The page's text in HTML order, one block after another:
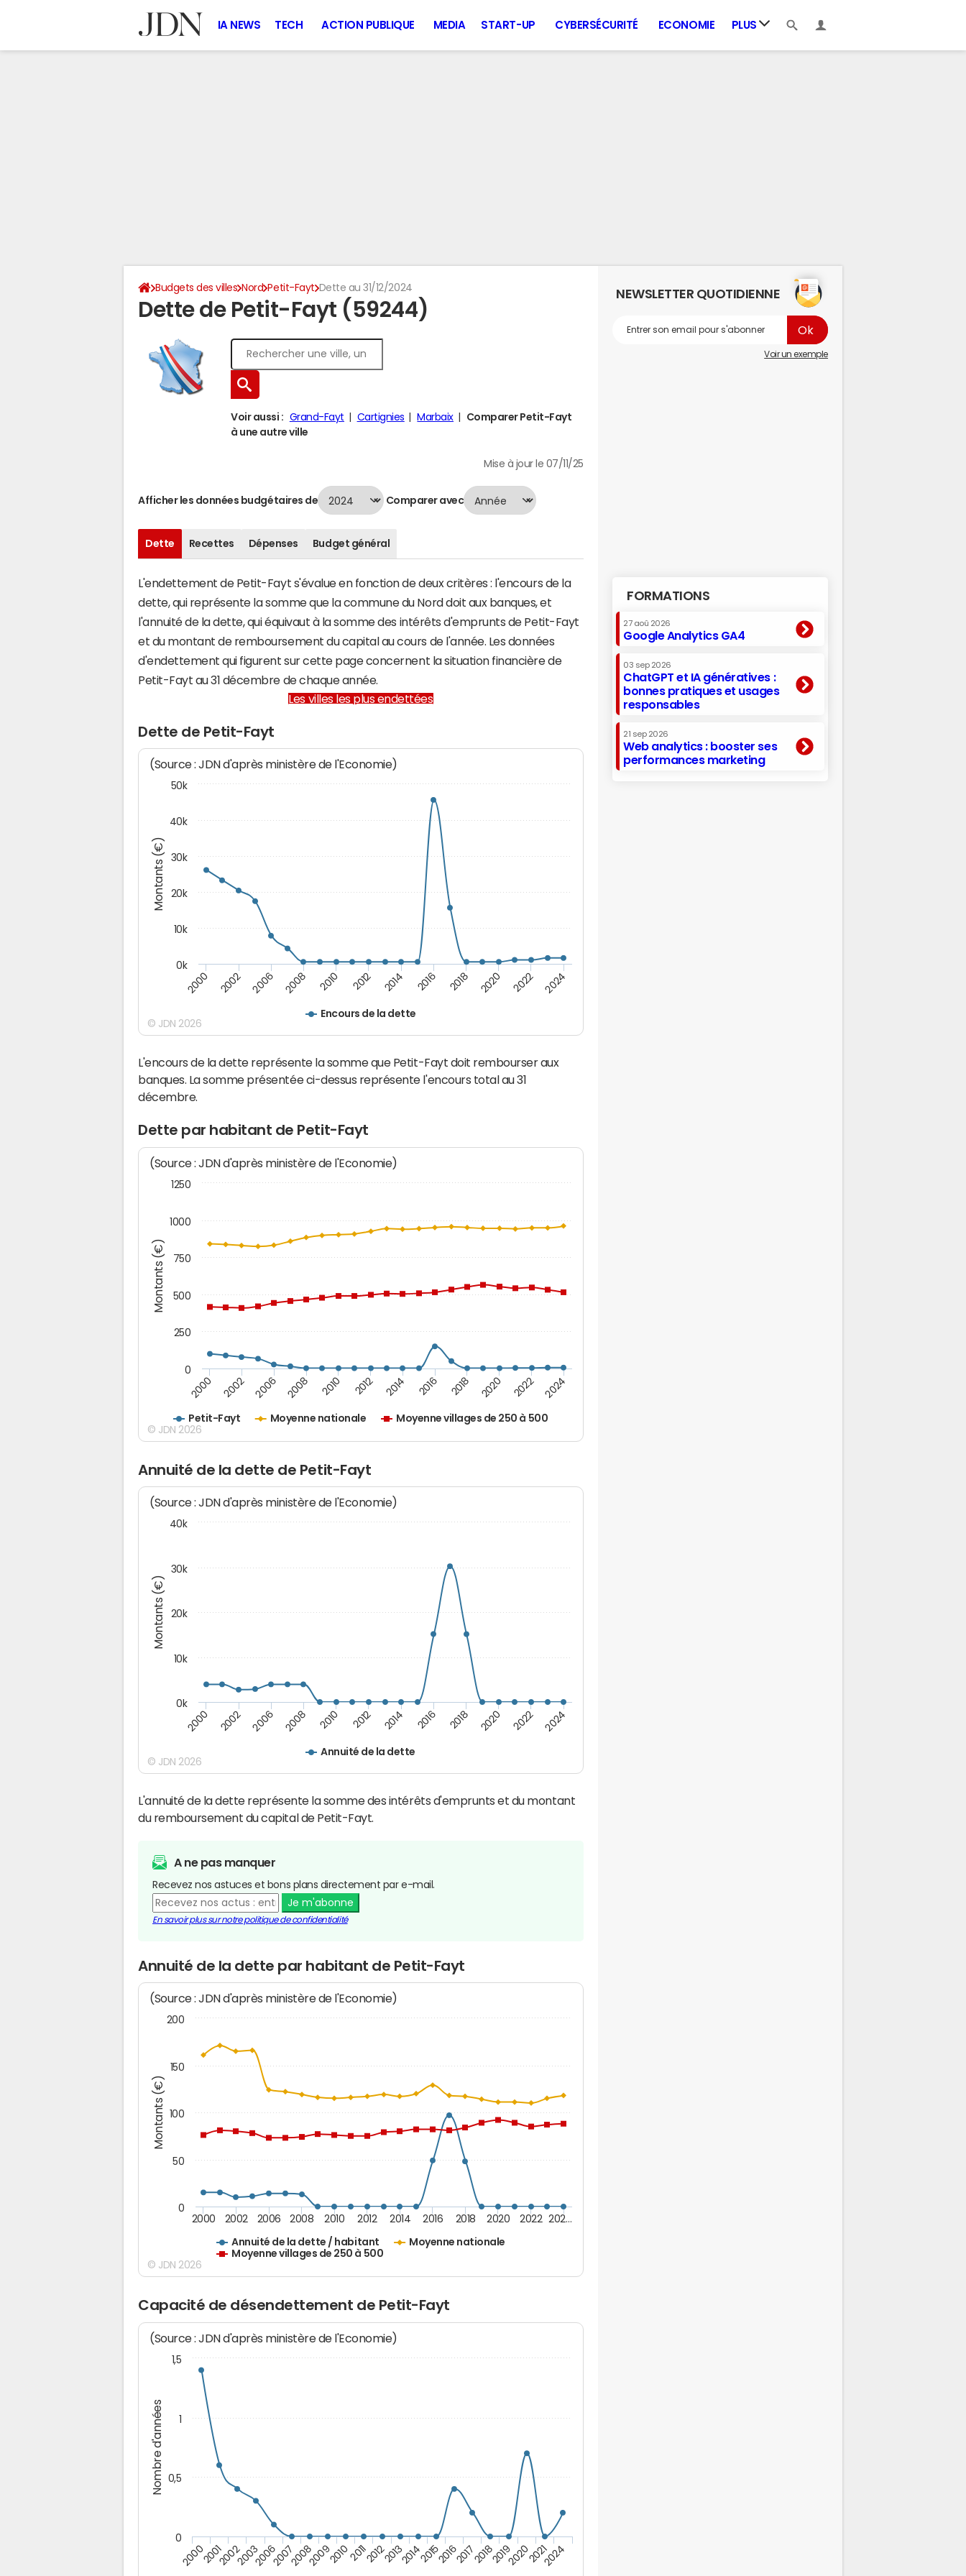
IA NEWS TECH ACTION PUBLIQUE MEDIA START-UP CYBERSÉCURITÉ ECONOMIE PLUS
Budgets des villes Nord Petit-Fayt Dette au 31/12/2024
Dette de Petit-Fayt (59244)
Voir aussi : Grand-Fayt Cartignies Marbaix
Comparer Petit-Fayt
à une autre ville
Mise à jour le 07/11/25
Afficher les données budgétaires de Comparer avec
Dette Recettes Dépenses Budget général
L'endettement de Petit-Fayt s'évalue en fonction de deux critères : l'encours de la
dette, qui représente la somme que la commune du Nord doit aux banques, et
l'annuité de la dette, qui équivaut à la somme des intérêts d'emprunts de Petit-Fayt
et du montant de remboursement du capital au cours de l'année. Les données
d'endettement qui figurent sur cette page concernent la situation financière de
Petit-Fayt au 31 décembre de chaque année.
Les villes les plus endettées
Dette de Petit-Fayt
Montants (€)
(Source : JDN d'après ministère de l'Economie)
Encours de la dette
2000 2002 2006 2008 2010 2012 2014 2016 2018 2020 2022 2024
0k
10k
20k
30k
40k
50k
© JDN 2026
L'encours de la dette représente la somme que Petit-Fayt doit rembourser aux
banques. La somme présentée ci-dessus représente l'encours total au 31
décembre.
Dette par habitant de Petit-Fayt
Montants (€)
(Source : JDN d'après ministère de l'Economie)
Petit-Fayt Moyenne nationale Moyenne villages de 250 à 500
2000 2002 2006 2008 2010 2012 2014 2016 2018 2020 2022 2024
0
250
500
750
1000
1250
© JDN 2026
Annuité de la dette de Petit-Fayt
Montants (€)
(Source : JDN d'après ministère de l'Economie)
Annuité de la dette
2000 2002 2006 2008 2010 2012 2014 2016 2018 2020 2022 2024
0k
10k
20k
30k
40k
© JDN 2026
L'annuité de la dette représente la somme des intérêts d'emprunts et du montant
du remboursement du capital de Petit-Fayt.
A ne pas manquer
Recevez nos astuces et bons plans directement par e-mail.
Je m'abonne
En savoir plus sur notre politique de confidentialité
Annuité de la dette par habitant de Petit-Fayt
Montants (€)
(Source : JDN d'après ministère de l'Economie)
Annuité de la dette / habitant
Moyenne nationale
Moyenne villages de 250 à 500
2000 2002 2006 2008 2010 2012 2014 2016 2018 2020 2022 202…
0
50
100
150
200
© JDN 2026
Capacité de désendettement de Petit-Fayt
Nombre d'années
(Source : JDN d'après ministère de l'Economie)
200020012002200320062007200820092010201120122013201420152016201720182019202020212024
0
0,5
1
1,5
NEWSLETTER QUOTIDIENNE
Voir un exemple
FORMATIONS
27 aoû 2026
Google Analytics GA4
03 sep 2026
ChatGPT et IA génératives :
bonnes pratiques et usages
responsables
21 sep 2026
Web analytics : booster ses
performances marketing